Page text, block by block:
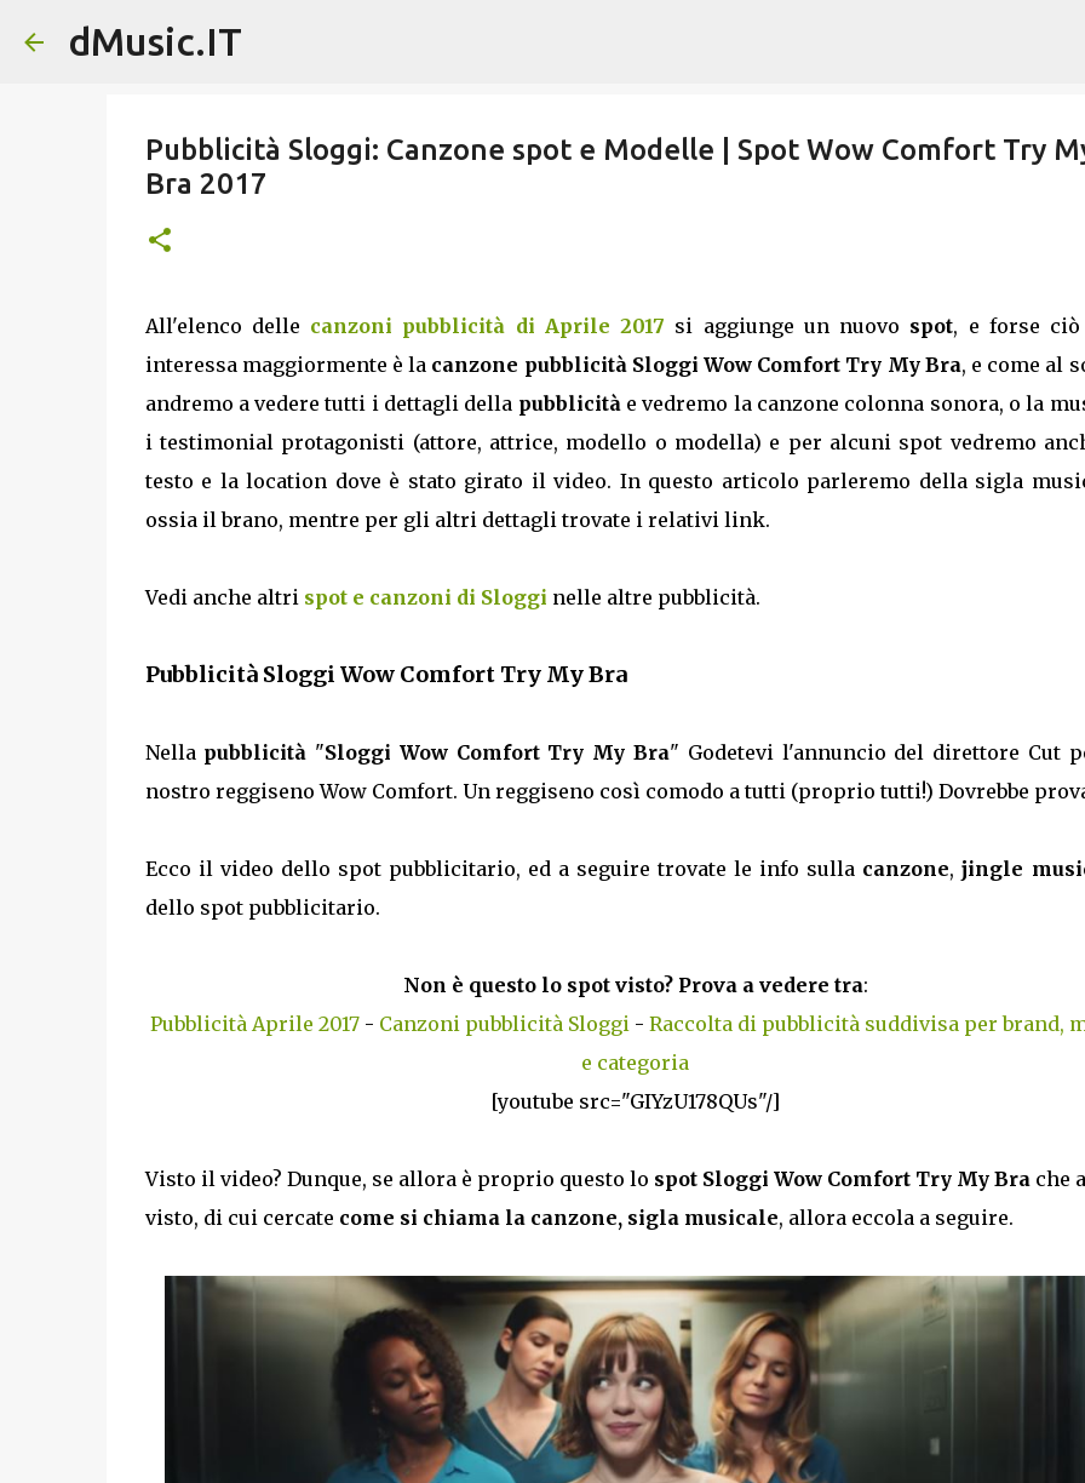
dMusic.IT
Pubblicità Sloggi: Canzone spot e Modelle | Spot Wow Comfort Try
Bra 2017
All'elenco delle canzoni pubblicità di Aprile 2017 si aggiunge un nuovo spot, e forse ciò
interessa maggiormente è la canzone pubblicità Sloggi Wow Comfort Try My Bra, e come al
andremo a vedere tutti i dettagli della pubblicitàe vedremo la canzone colonna sonora, o la
i testimonial protagonisti (attore, attrice, modello o modella) e per alcuni spot vedremo
testo e la location dove è stato girato il video. In questo articolo parleremo della sigla
ossia il brano, mentre per gli altri dettagli trovate i relativi link.
Vedi anche altri spot e canzoni di Sloggi nelle altre pubblicità.
Pubblicità Sloggi Wow Comfort Try My Bra
Nella pubblicità "Sloggi Wow Comfort Try My Bra" Godetevi l'annuncio del direttore Cut
nostro reggiseno Wow Comfort. Un reggiseno così comodo a tutti (proprio tutti!) Dovrebbe
Ecco il video dello spot pubblicitario, ed a seguire trovate le info sulla canzone,jingle
dello spot pubblicitario.
Non è questo lo spot visto? Prova a vedere tra:
Pubblicità Aprile 2017- Canzoni pubblicità Sloggi- Raccolta di pubblicità suddivisa per brand,
e categoria
[youtube src="GIYzU178QUs"/]
Visto il video? Dunque, se allora è proprio questo lo spot Sloggi Wow Comfort Try My Brache
visto, di cui cercate come si chiama la canzone, sigla musicale, allora eccola a seguire.